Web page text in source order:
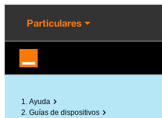
principal
la página
Particulares
Ayuda
Guías de dispositivos